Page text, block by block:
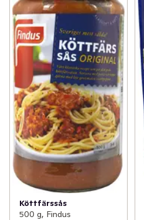
Köttfärssås
500 g, Findus